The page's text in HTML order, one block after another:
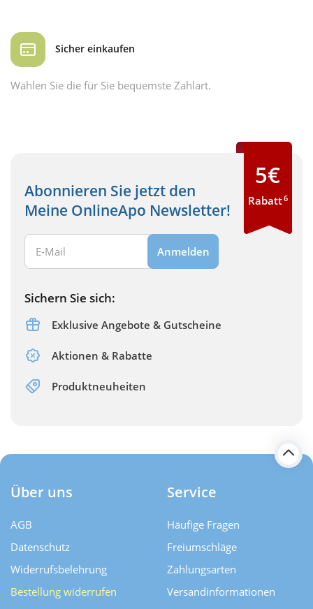
Sicher einkaufen
Wählen Sie die für Sie bequemste Zahlart.
Abonnieren Sie jetzt den
Meine OnlineApo Newsletter!
Ihre E-Mail Adresse:
Anmelden
Sichern Sie sich:
Exklusive Angebote & Gutscheine
Aktionen & Rabatte
Produktneuheiten
5€
Rabatt6
Über uns
AGB
Datenschutz
Widerrufsbelehrung
Bestellung widerrufen
Service
Häufige Fragen
Freiumschläge
Zahlungsarten
Versand­informationen